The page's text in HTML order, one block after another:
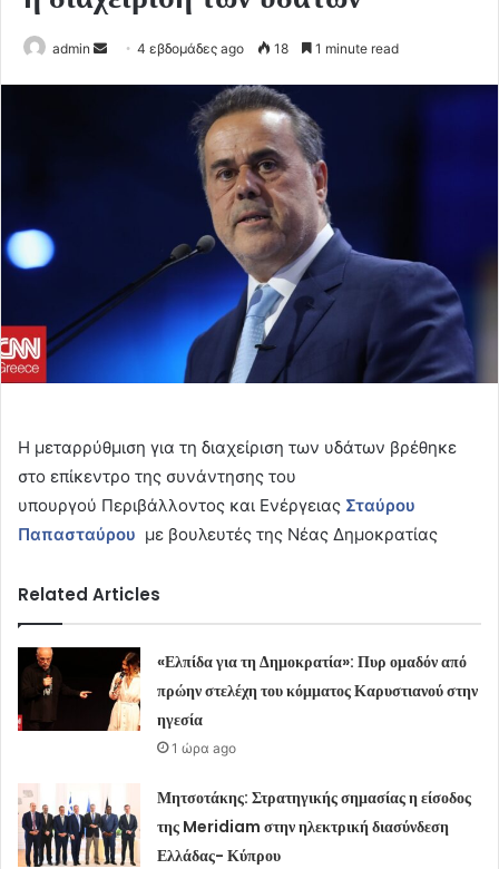
admin
Send4 εβδομάδες ago 18 1 minute read
Η μεταρρύθμιση για τη διαχείριση των υδάτων βρέθηκε
στο επίκεντρο της συνάντησης του
υπουργού Περιβάλλοντος και Ενέργειας Σταύρου
Παπασταύρου με βουλευτές της Νέας Δημοκρατίας
Related Articles
«Ελπίδα για τη Δημοκρατία»: Πυρ ομαδόν από
πρώην στελέχη του κόμματος Καρυστιανού στην
ηγεσία
1 ώρα ago
Μητσοτάκης: Στρατηγικής σημασίας η είσοδος
της Meridiam στην ηλεκτρική διασύνδεση
Ελλάδας- Κύπρου